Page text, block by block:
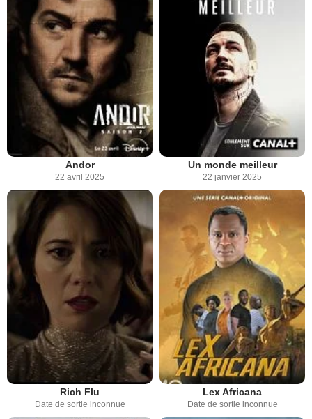
Andor
22 avril 2025
Un monde meilleur
22 janvier 2025
Rich Flu
Date de sortie inconnue
Lex Africana
Date de sortie inconnue